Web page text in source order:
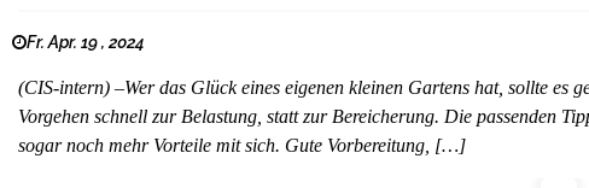
Fr. Apr. 19 , 2024
(CIS-intern) –Wer das Glück eines eigenen kleinen Gartens hat, sollte es
Vorgehen schnell zur Belastung, statt zur Bereicherung. Die passenden
sogar noch mehr Vorteile mit sich. Gute Vorbereitung, […]